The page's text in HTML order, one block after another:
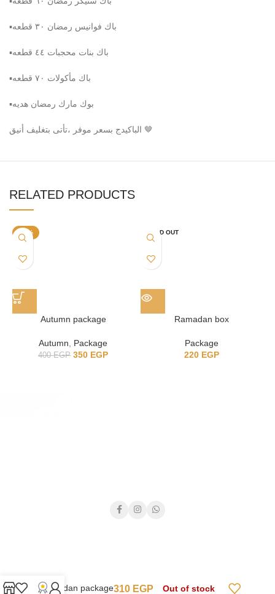
▪️باك فوانيس رمضان ٣٠ قطعه
▪️باك بنات محجبات ٤٤ قطعه
▪️باك مأكولات ٧٠ قطعه
▪️بوك مارك رمضان هديه
الباكيدج بسعر موفر ،تأتى بتغليف أنيق 🤎
RELATED PRODUCTS
-13%
Autumn package
Autumn Package
400EGP 350 EGP
SOLD OUT
Ramadan box
Package
220 EGP
Ramadan package310 EGP Out of stock